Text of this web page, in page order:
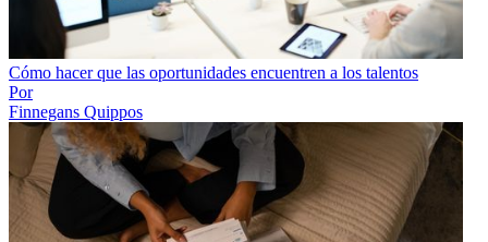
Cómo hacer que las oportunidades encuentren a los talentos
Por
Finnegans Quippos